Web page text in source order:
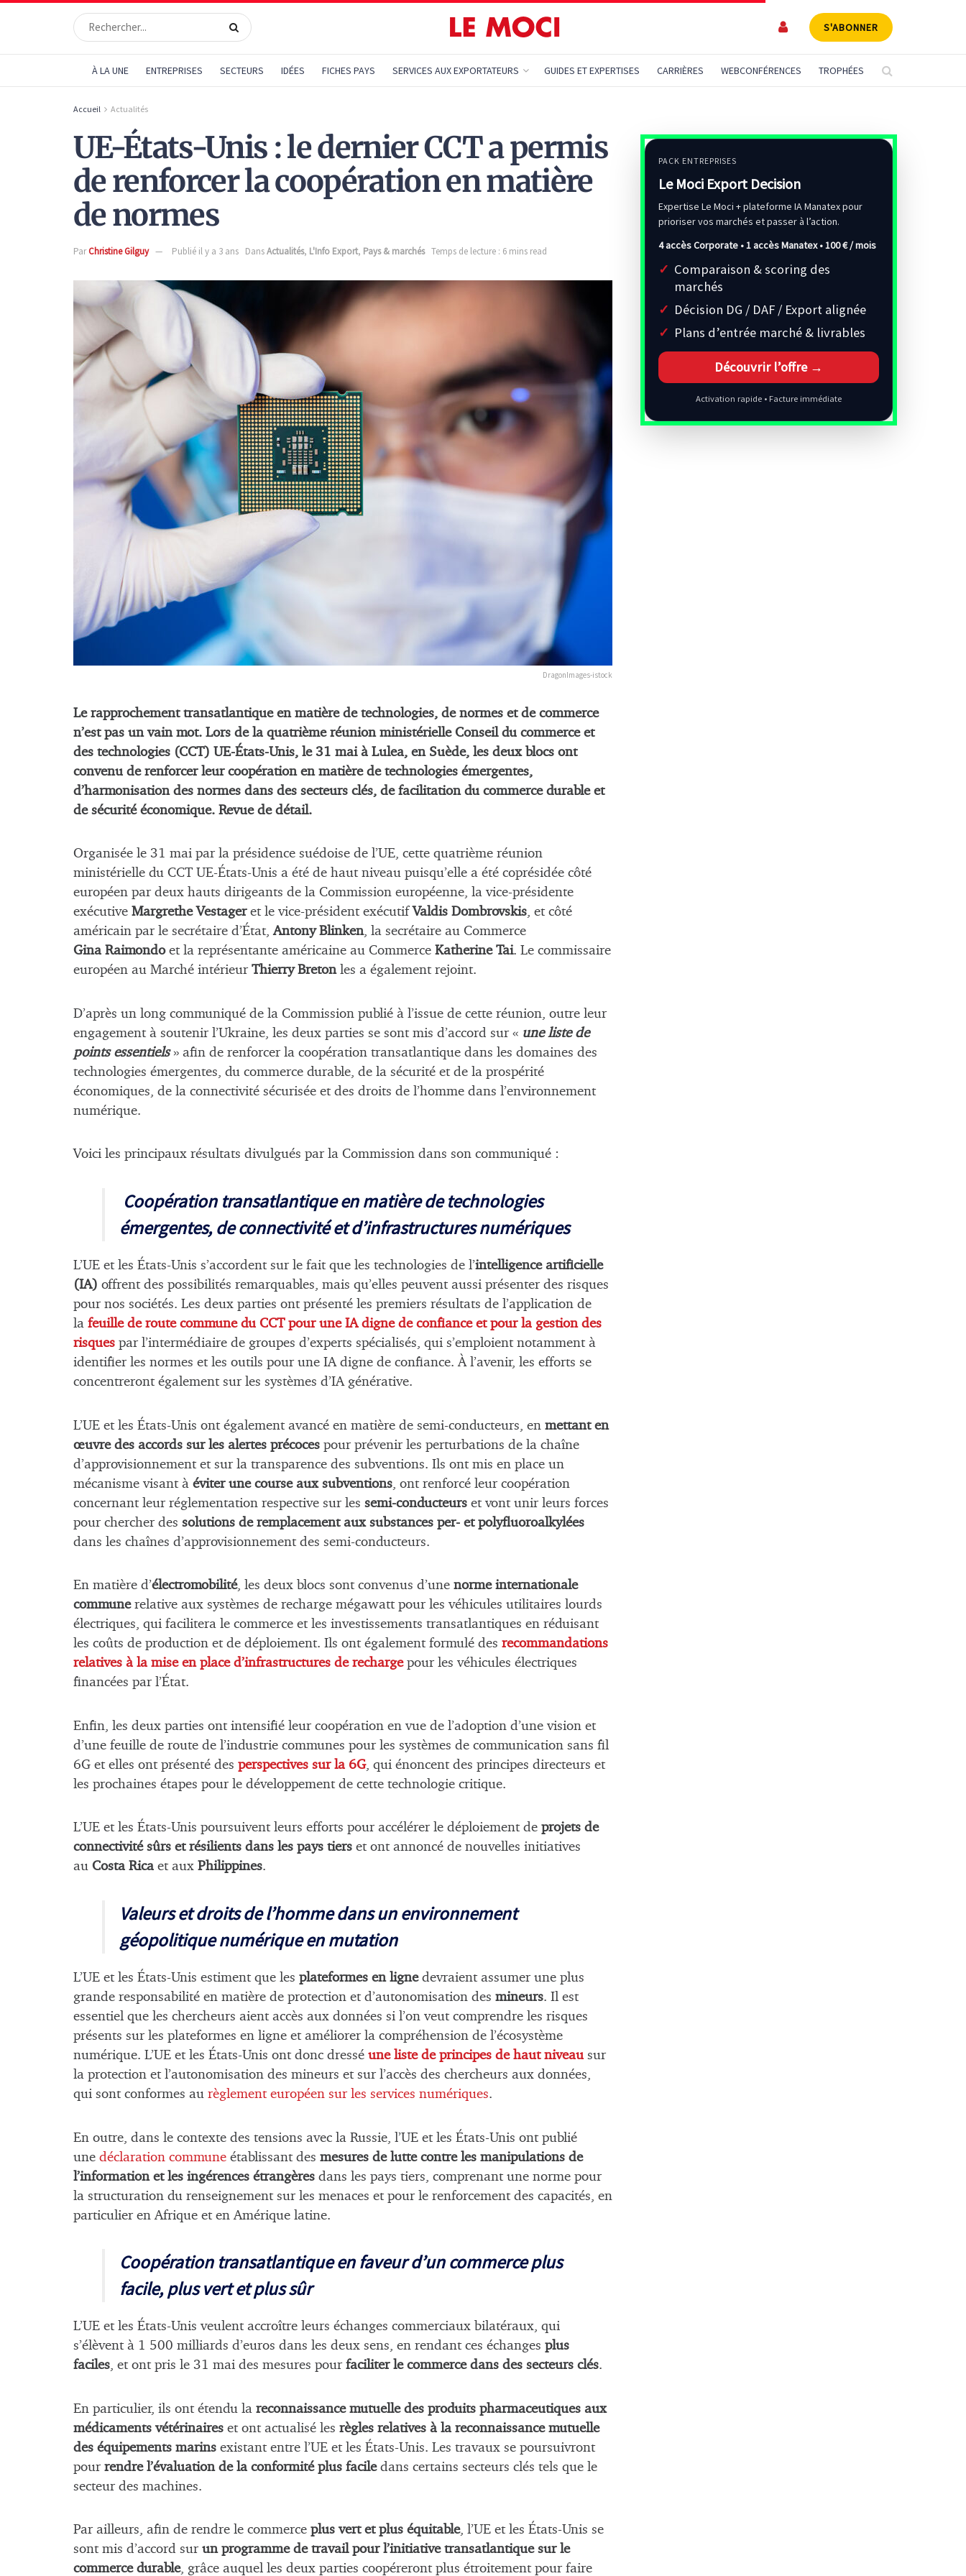
S'ABONNER
À LA UNE ENTREPRISES SECTEURS IDÉES FICHES PAYS SERVICES AUX EXPORTATEURS GUIDES ET EXPERTISES CARRIÈRES WEBCONFÉRENCES TROPHÉES
Accueil Actualités
UE-États-Unis : le dernier CCT a permis
de renforcer la coopération en matière
de normes
ParChristine Gilguy Publié il y a 3 ans DansActualités, L'Info Export, Pays & marchés Temps de lecture : 6 mins read
DragonImages-istock
Le rapprochement transatlantique en matière de technologies, de normes et de commerce
n’est pas un vain mot. Lors de la quatrième réunion ministérielle Conseil du commerce et
des technologies (CCT) UE-États-Unis, le 31 mai à Lulea, en Suède, les deux blocs ont
convenu de renforcer leur coopération en matière de technologies émergentes,
d’harmonisation des normes dans des secteurs clés, de facilitation du commerce durable et
de sécurité économique. Revue de détail.
Organisée le 31 mai par la présidence suédoise de l’UE, cette quatrième réunion
ministérielle du CCT UE-États-Unis a été de haut niveau puisqu’elle a été coprésidée côté
européen par deux hauts dirigeants de la Commission européenne, la vice-présidente
exécutive Margrethe Vestageret le vice-président exécutif Valdis Dombrovskis, et côté
américain par le secrétaire d’État,Antony Blinken, la secrétaire au Commerce
Gina Raimondoet la représentante américaine au Commerce Katherine Tai. Le commissaire
européen au Marché intérieur Thierry Bretonles a également rejoint.
D’après un long communiqué de la Commission publié à l’issue de cette réunion, outre leur
engagement à soutenir l’Ukraine, les deux parties se sont mis d’accord sur « une liste de
points essentiels» afin de renforcer la coopération transatlantique dans les domaines des
technologies émergentes, du commerce durable, de la sécurité et de la prospérité
économiques, de la connectivité sécurisée et des droits de l’homme dans l’environnement
numérique.
Voici les principaux résultats divulgués par la Commission dans son communiqué :
Coopération transatlantique en matière de technologies
émergentes, de connectivité et d’infrastructures numériques
L’UE et les États-Unis s’accordent sur le fait que les technologies de l’intelligence artificielle
(IA) offrent des possibilités remarquables, mais qu’elles peuvent aussi présenter des risques
pour nos sociétés. Les deux parties ont présenté les premiers résultats de l’application de
la feuille de route commune du CCT pour une IA digne de confiance et pour la gestion des
risques par l’intermédiaire de groupes d’experts spécialisés, qui s’emploient notamment à
identifier les normes et les outils pour une IA digne de confiance. À l’avenir, les efforts se
concentreront également sur les systèmes d’IA générative.
L’UE et les États-Unis ont également avancé en matière de semi-conducteurs, en mettant en
œuvre des accords sur les alertes précoces pour prévenir les perturbations de la chaîne
d’approvisionnement et sur la transparence des subventions. Ils ont mis en place un
mécanisme visant à éviter une course aux subventions , ont renforcé leur coopération
concernant leur réglementation respective sur les semi-conducteurs et vont unir leurs forces
pour chercher des solutions de remplacement aux substances per- et polyfluoroalkylées
dans les chaînes d’approvisionnement des semi-conducteurs.
En matière d’électromobilité, les deux blocs sont convenus d’une norme internationale
communerelative aux systèmes de recharge mégawatt pour les véhicules utilitaires lourds
électriques, qui facilitera le commerce et les investissements transatlantiques en réduisant
les coûts de production et de déploiement. Ils ont également formulé des recommandations
relatives à la mise en place d’infrastructures de rechargepour les véhicules électriques
financées par l’État.
Enfin, les deux parties ont intensifié leur coopération en vue de l’adoption d’une vision et
d’une feuille de route de l’industrie communes pour les systèmes de communication sans fil
6G et elles ont présenté des perspectives sur la 6G, qui énoncent des principes directeurs et
les prochaines étapes pour le développement de cette technologie critique.
L’UE et les États-Unis poursuivent leurs efforts pour accélérer le déploiement de projets de
connectivité sûrs et résilients dans les pays tiers et ont annoncé de nouvelles initiatives
au Costa Rica et aux Philippines.
Valeurs et droits de l’homme dans un environnement
géopolitique numérique en mutation
L’UE et les États-Unis estiment que les plateformes en lignedevraient assumer une plus
grande responsabilité en matière de protection et d’autonomisation des mineurs. Il est
essentiel que les chercheurs aient accès aux données si l’on veut comprendre les risques
présents sur les plateformes en ligne et améliorer la compréhension de l’écosystème
numérique. L’UE et les États-Unis ont donc dressé une liste de principes de haut niveau sur
la protection et l’autonomisation des mineurs et sur l’accès des chercheurs aux données,
qui sont conformes au règlement européen sur les services numériques.
En outre, dans le contexte des tensions avec la Russie, l’UE et les États-Unis ont publié
une déclaration commune établissant des mesures de lutte contre les manipulations de
l’information et les ingérences étrangères dans les pays tiers, comprenant une norme pour
la structuration du renseignement sur les menaces et pour le renforcement des capacités, en
particulier en Afrique et en Amérique latine.
Coopération transatlantique en faveur d’un commerce plus
facile, plus vert et plus sûr
L’UE et les États-Unis veulent accroître leurs échanges commerciaux bilatéraux, qui
s’élèvent à 1 500 milliards d’euros dans les deux sens, en rendant ces échanges plus
faciles, et ont pris le 31 mai des mesures pourfaciliter le commerce dans des secteurs clés.
En particulier, ils ont étendu la reconnaissance mutuelle des produits pharmaceutiques aux
médicaments vétérinaires et ont actualisé les règles relatives à la reconnaissance mutuelle
des équipements marins existant entre l’UE et les États-Unis. Les travaux se poursuivront
pour rendre l’évaluation de la conformité plus faciledans certains secteurs clés tels que le
secteur des machines.
Par ailleurs, afin de rendre le commerce plus vert et plus équitable, l’UE et les États-Unis se
sont mis d’accord sur un programme de travail pour l’initiative transatlantique sur le
commerce durable, grâce auquel les deux parties coopéreront plus étroitement pour faire
PACK ENTREPRISES
Le Moci Export Decision
Expertise Le Moci + plateforme IA Manatex pour
prioriser vos marchés et passer à l’action.
4 accès Corporate • 1 accès Manatex •100 € / mois
Comparaison & scoring des
marchés
Décision DG / DAF / Export alignée
Plans d’entrée marché & livrables
Découvrir l’offre →
Activation rapide • Facture immédiate